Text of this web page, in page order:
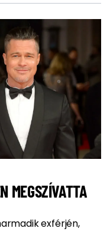
MEGSZÍVATTA
exférjén,